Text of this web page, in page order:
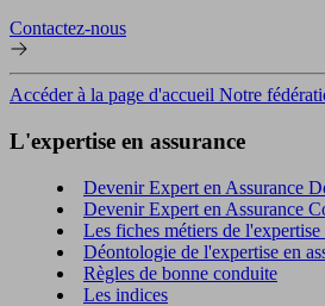
Contactez-nous
Accéder à la page d'accueil Notre
L'expertise en assurance
Devenir Expert en Assurance
Devenir Expert en Assurance
Les fiches métiers de l'expertise
Déontologie de l'expertise en
Règles de bonne conduite
Les indices